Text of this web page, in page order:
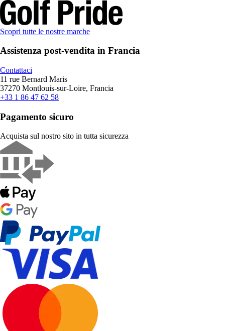
Scopri tutte le nostre marche
Assistenza post-vendita in Francia
Contattaci
11 rue Bernard Maris
37270 Montlouis-sur-Loire, Francia
+33 1 86 47 62 58
Pagamento sicuro
Acquista sul nostro sito in tutta sicurezza